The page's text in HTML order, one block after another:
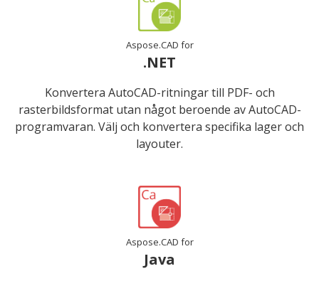
Aspose.CAD for
.NET
Konvertera AutoCAD-ritningar till PDF- och
rasterbildsformat utan något beroende av AutoCAD-
programvaran. Välj och konvertera specifika lager och
layouter.
Aspose.CAD for
Java